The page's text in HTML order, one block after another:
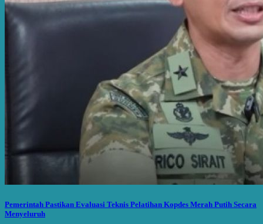
Pemerintah Pastikan Evaluasi Teknis Pelatihan Kopdes Merah Putih Secara
Menyeluruh